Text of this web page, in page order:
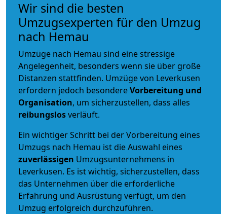
Wir sind die besten
Umzugsexperten für den Umzug
nach Hemau
Umzüge nach Hemau sind eine stressige
Angelegenheit, besonders wenn sie über große
Distanzen stattfinden. Umzüge von Leverkusen
erfordern jedoch besondereVorbereitung und
Organisation, um sicherzustellen, dass alles
reibungslosverläuft.
Ein wichtiger Schritt bei der Vorbereitung eines
Umzugs nach Hemau ist die Auswahl eines
zuverlässigen Umzugsunternehmens in
Leverkusen. Es ist wichtig, sicherzustellen, dass
das Unternehmen über die erforderliche
Erfahrung und Ausrüstung verfügt, um den
Umzug erfolgreich durchzuführen.